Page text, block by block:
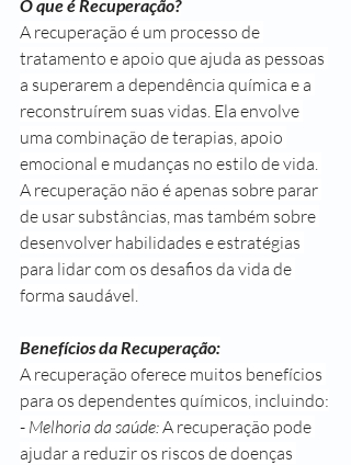
O que é Recuperação?
A recuperação é um processo de
tratamento e apoio que ajuda as pessoas
a superarem a dependência química e a
reconstruírem suas vidas. Ela envolve
uma combinação de terapias, apoio
emocional e mudanças no estilo de vida.
A recuperação não é apenas sobre parar
de usar substâncias, mas também sobre
desenvolver habilidades e estratégias
para lidar com os desafios da vida de
forma saudável.
Benefícios da Recuperação:
A recuperação oferece muitos benefícios
para os dependentes químicos, incluindo:
- Melhoria da saúde: A recuperação pode
ajudar a reduzir os riscos de doenças